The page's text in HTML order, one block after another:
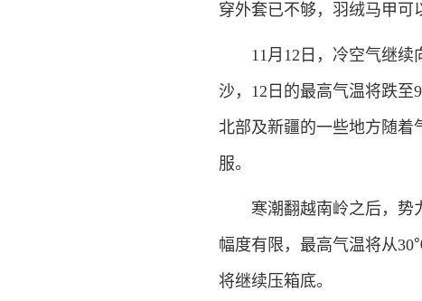
穿外套已不够，羽绒马甲可
11月12日，冷空气继续
沙，12日的最高气温将跌
北部及新疆的一些地方随着
服。
寒潮翻越南岭之后，势力
幅度有限，最高气温将从
将继续压箱底。